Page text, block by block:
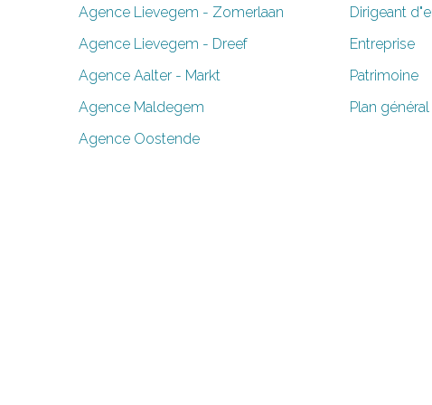
Agence Lievegem - Zomerlaan
Agence Lievegem - Dreef
Agence Aalter - Markt
Agence Maldegem
Agence Oostende
Dirigeant
Entreprise
Patrimoine
Plan général